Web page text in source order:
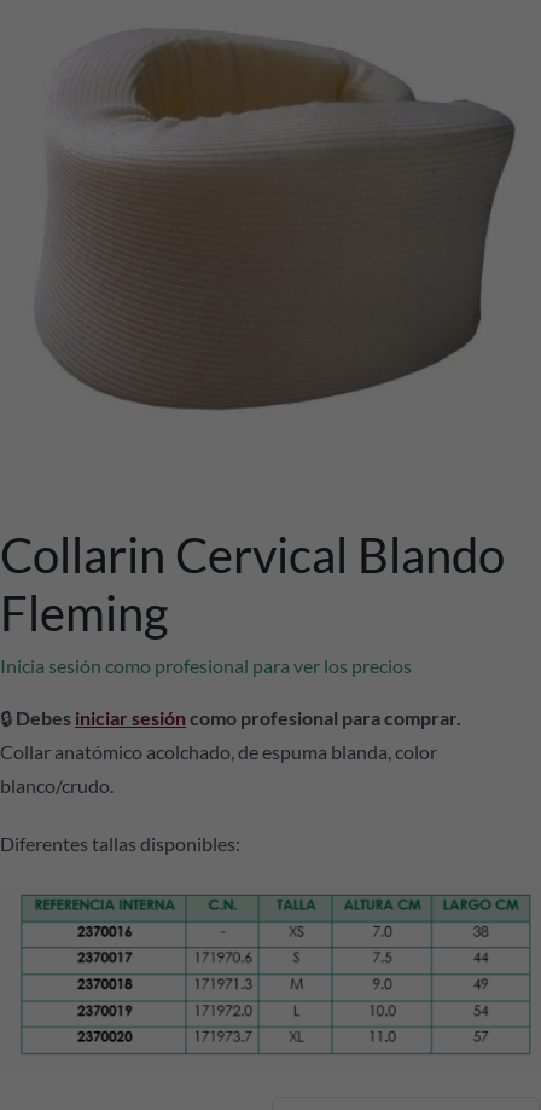
Collarin Cervical Blando
Fleming
Inicia sesión como profesional para ver los precios
🔒 Debes iniciar sesión como profesional para comprar.
Collar anatómico acolchado, de espuma blanda, color
blanco/crudo.
Diferentes tallas disponibles: